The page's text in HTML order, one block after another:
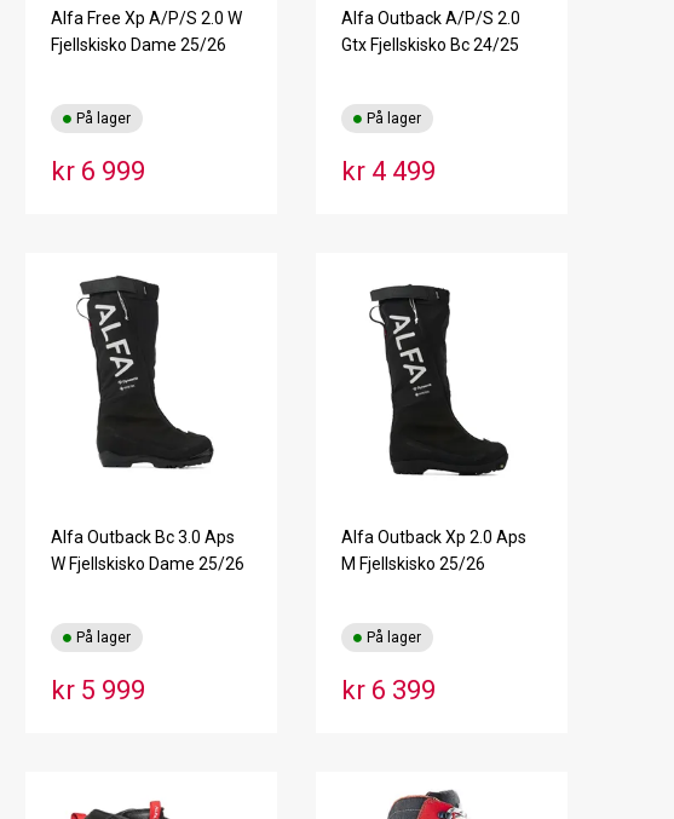
Alfa Free Xp A/P/S 2.0 W
Fjellskisko Dame 25/26
kr 6 999
På lager
Alfa Outback A/P/S 2.0
Gtx Fjellskisko Bc 24/25
kr 4 499
På lager
Alfa Outback Bc 3.0 Aps
W Fjellskisko Dame 25/26
kr 5 999
På lager
Alfa Outback Xp 2.0 Aps
M Fjellskisko 25/26
kr 6 399
På lager